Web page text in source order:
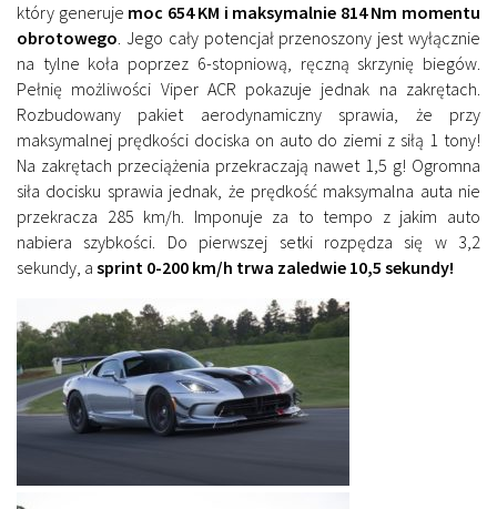
który generuje moc 654 KM i maksymalnie 814 Nm momentu
obrotowego. Jego cały potencjał przenoszony jest wyłącznie
na tylne koła poprzez 6-stopniową, ręczną skrzynię biegów.
Pełnię możliwości Viper ACR pokazuje jednak na zakrętach.
Rozbudowany pakiet aerodynamiczny sprawia, że przy
maksymalnej prędkości dociska on auto do ziemi z siłą 1 tony!
Na zakrętach przeciążenia przekraczają nawet 1,5 g! Ogromna
siła docisku sprawia jednak, że prędkość maksymalna auta nie
przekracza 285 km/h. Imponuje za to tempo z jakim auto
nabiera szybkości. Do pierwszej setki rozpędza się w 3,2
sekundy, a sprint 0-200 km/h trwa zaledwie 10,5 sekundy!